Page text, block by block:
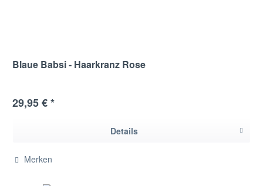
Blaue Babsi - Haarkranz Rose
29,95 € *
Details
Merken